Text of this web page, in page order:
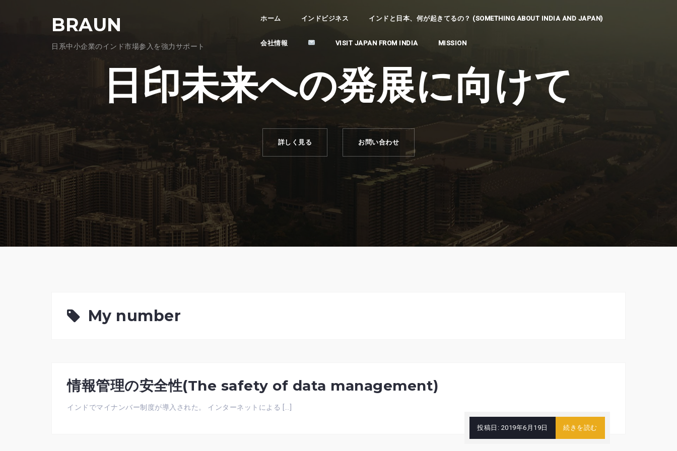
BRAUN
日系中小企業のインド市場参入を強力サポート
ホーム インドビジネス インドと日本、何が起きてるの？ (SOMETHING ABOUT INDIA AND JAPAN)
会社情報 VISIT JAPAN FROM INDIA MISSION
日印未来への発展に向けて
詳しく見る お問い合わせ
My number
情報管理の安全性(The safety of data management)
インドでマイナンバー制度が導入された。 インターネットによる […]
投稿日: 2019年6月19日 続きを読む